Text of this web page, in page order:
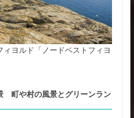
ヨルド「ノードベストフィヨ
町や村の風景とグリーンラン